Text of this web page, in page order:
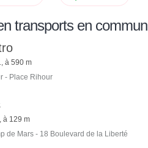
transports en commun
à 590 m
- Place Rihour
à 129 m
de Mars - 18 Boulevard de la Liberté